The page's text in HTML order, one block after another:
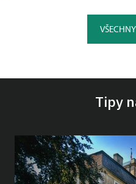
Tipy